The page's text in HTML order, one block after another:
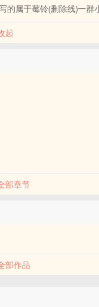
的属于莓铃(删除线)一群
起
部章节
部作品